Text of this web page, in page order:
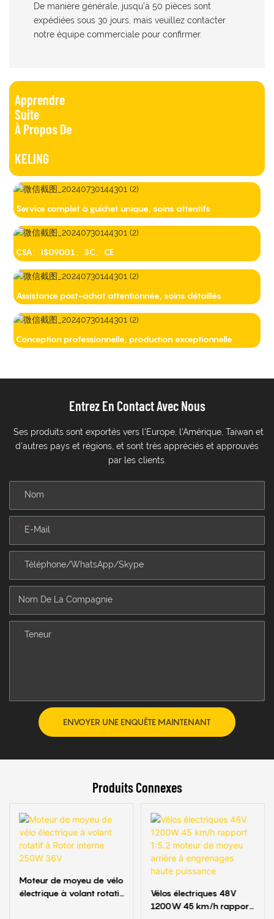
De manière générale, jusqu'à 50 pièces sont
expédiées sous 30 jours, mais veuillez contacter
notre équipe commerciale pour confirmer.
Apprendre
Suite
À Propos De
KELING
Service complet à guichet unique, soins attentifs
CSA、IS09001、3C、CE
Assistance post-achat attentionnée, soins détaillés
Conception professionnelle, production exceptionnelle
Entrez En Contact Avec Nous
Ses produits sont exportés vers l'Europe, l'Amérique, Taiwan et
d'autres pays et régions, et sont très appréciés et approuvés
par les clients.
Nom
E-Mail
Téléphone/WhatsApp/Skype
Nom De La Compagnie
Teneur
ENVOYER UNE ENQUÊTE MAINTENANT
Produits Connexes
Moteur de moyeu de vélo
électrique à volant rotatif
Vélos électriques 48V
1200W 45 km/h rapport